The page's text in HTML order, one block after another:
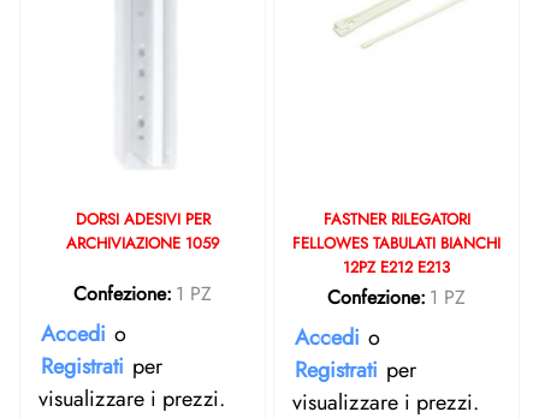
DORSI ADESIVI PER
ARCHIVIAZIONE 1059
Confezione: 1 PZ
Accedi o
Registrati per
visualizzare i prezzi.
FASTNER RILEGATORI
FELLOWES TABULATI BIANCHI
12PZ E212 E213
Confezione: 1 PZ
Accedi o
Registrati per
visualizzare i prezzi.